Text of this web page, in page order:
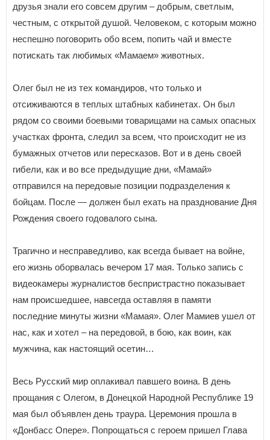
друзья знали его совсем другим – добрым, светлым,
честным, с открытой душой. Человеком, с которым можно
неспешно поговорить обо всем, попить чай и вместе
потискать так любимых «Мамаем» животных.
Олег был не из тех командиров, что только и
отсиживаются в теплых штабных кабинетах. Он был
рядом со своими боевыми товарищами на самых опасных
участках фронта, следил за всем, что происходит не из
бумажных отчетов или пересказов. Вот и в день своей
гибели, как и во все предыдущие дни, «Мамай»
отправился на передовые позиции подразделения к
бойцам. После — должен был ехать на празднование Дня
Рождения своего годовалого сына.
Трагично и несправедливо, как всегда бывает на войне,
его жизнь оборвалась вечером 17 мая. Только запись с
видеокамеры журналистов беспристрастно показывает
нам происшедшее, навсегда оставляя в памяти
последние минуты жизни «Мамая». Олег Мамиев ушел от
нас, как и хотел – на передовой, в бою, как воин, как
мужчина, как настоящий осетин…
Весь Русский мир оплакивал павшего воина. В день
прощания с Олегом, в Донецкой Народной Республике 19
мая был объявлен день траура. Церемония прошла в
«Донбасс Опере». Попрощаться с героем пришел Глава